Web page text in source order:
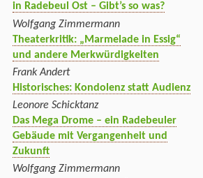
in Radebeul Ost – Gibt’s so was?
Wolfgang Zimmermann
Theaterkritik: „Marmelade in Essig“
und andere Merkwürdigkeiten
Frank Andert
Historisches: Kondolenz statt Audienz
Leonore Schicktanz
Das Mega Drome – ein Radebeuler
Gebäude mit Vergangenheit und
Zukunft
Wolfgang Zimmermann